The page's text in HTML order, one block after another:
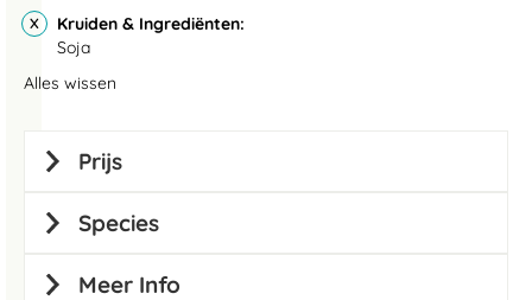
Kruiden & Ingrediënten
Soja
Alles wissen
Prijs
Species
Meer Info